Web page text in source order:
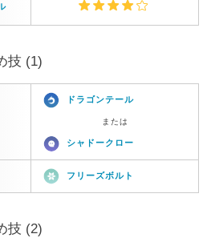
技 (1)
ドラゴンテール
または
シャドークロー
フリーズボルト
技 (2)